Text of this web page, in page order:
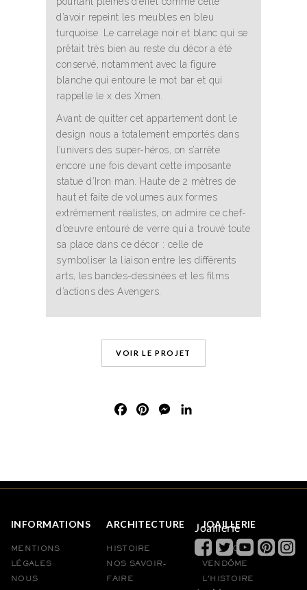
d’avoir repeint les meubles en bleu
turquoise. Le carrelage noir et blanc qui se
prêtait très bien au reste du décor a été
conservé, notamment avec la figure
blanche qui entoure le mot bar et qui
rappelle le x des Xmen.
Avant de quitter cet appartement dont le
design nous a totalement emportés dans
l’univers des super-héros, on s’arrête
encore une fois devant cette imposante
statue d’Iron man. Haute de 2 mètres de
haut et faite de volumes aux formes
extrêmement réalistes, on admire ce chef-
d’œuvre entouré de verre qui a trouvé toute
sa place dans ce décor : celle de
symboliser la liaison entre les différents
arts, les bandes-dessinées et les films
d’actions des Avengers.
VOIR LE PROJET
FacebookPinterestMessenger
INFORMATIONS
MENTIONS
LÉGALES
NOUS
ARCHITECTURE
HISTOIRE
NOS SAVOIR-
FAIRE
JOAILLERIE
10 PLACE
VENDÔME
L’HISTOIRE
Joaillerie